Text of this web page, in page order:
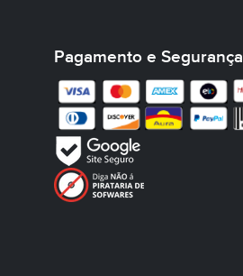
Pagamento e Segurança